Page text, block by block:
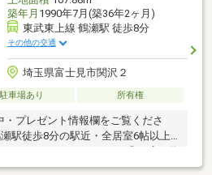
築年月 1990年7月(築36年2ヶ月)
東武東上線 鶴瀬駅 徒歩8分
その他の交通
埼玉県富士見市関沢２
駐車場あり 所有権
・プレゼント情報欄をご覧くださ
駅徒歩8分の駅近・全居室6帖以上
い・LDKが区切られ、冷暖房効